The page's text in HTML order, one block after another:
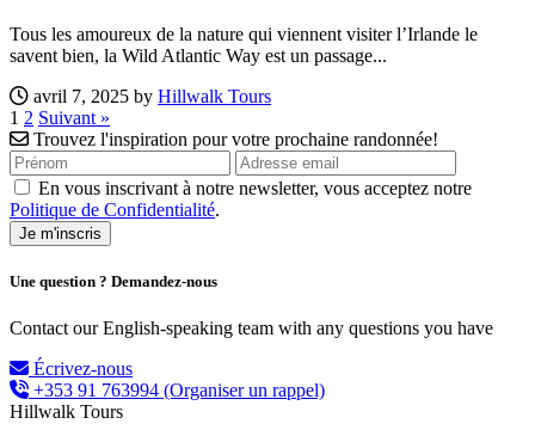
Tous les amoureux de la nature qui viennent visiter l’Irlande le
savent bien, la Wild Atlantic Way est un passage...
avril 7, 2025 by Hillwalk Tours
1 2 Suivant »
Trouvez l'inspiration pour votre prochaine randonnée!
En vous inscrivant à notre newsletter, vous acceptez notre
Politique de Confidentialité.
Une question ? Demandez-nous
Contact our English-speaking team with any questions you have
Écrivez-nous
+353 91 763994 (Organiser un rappel)
Hillwalk Tours